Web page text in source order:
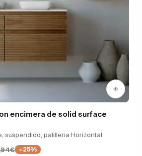
encimera de solid surface
suspendido, palilleria Horizontal
−25%